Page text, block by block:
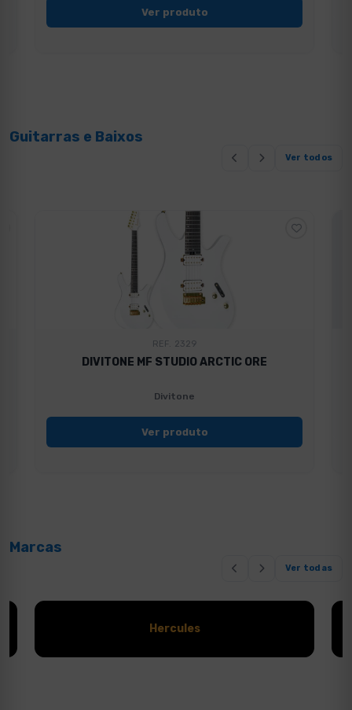
Ver produto
Guitarras e Baixos
Ver todos
REF. 2329
DIVITONE MF STUDIO ARCTIC ORE
Divitone
Ver produto
Marcas
Ver todas
Eminence